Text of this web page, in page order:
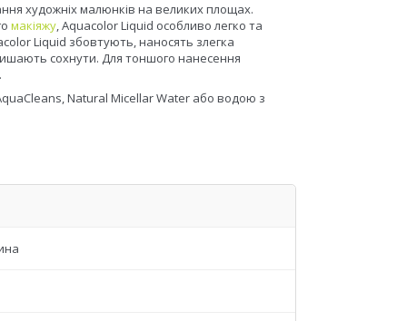
художніх малюнків на великих площах.
макіяжу, Aquacolor Liquid особливо легко та
Liquid збовтують, наносять злегка
сохнути. Для тоншого нанесення
Natural Micellar Water або водою з